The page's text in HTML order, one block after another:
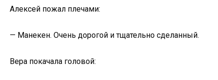
Алексей пожал плечами:
— Манекен. Очень дорогой и тщательно сделанный.
Вера покачала головой: